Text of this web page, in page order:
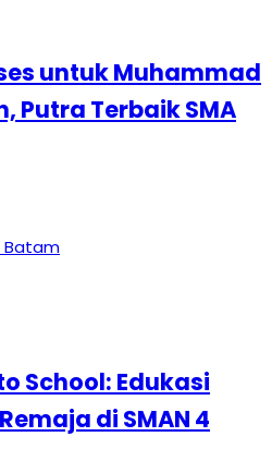
untuk Muhammad
Putra Terbaik SMA
Batam
School: Edukasi
di SMAN 4